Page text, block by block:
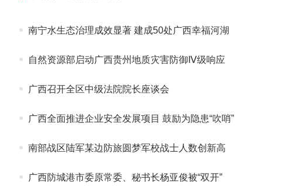
南宁水生态治理成效显著 建成50处广西幸福河湖
自然资源部启动广西贵州地质灾害防御Ⅳ级响应
广西召开全区中级法院院长座谈会
广西全面推进企业安全发展项目 鼓励为隐患“吹哨”
南部战区陆军某边防旅圆梦军校战士人数创新高
广西防城港市委原常委、秘书长杨亚俊被“双开”